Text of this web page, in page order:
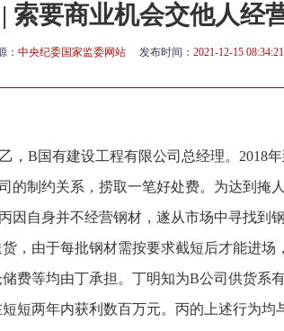
索要商业机会交他人经
： 中央纪委国家监委网站 发布时间： 2021-12-15 08:34:21
，B国有建设工程有限公司总经理。2018
的制约关系，捞取一笔好处费。为达到掩
因自身并不经营钢材，遂从市场中寻找到
，由于每批钢材需按要求截短后才能进
费等均由丁承担。丁明知为B公司供货系
短两年内获利数百万元。丙的上述行为均